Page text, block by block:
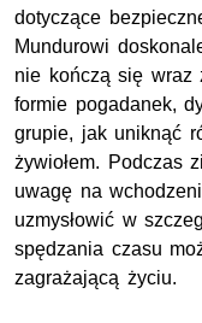
dotyczące
Mundurowi
nie kończą się wraz
formie pogadanek,
grupie, jak uniknąć
żywiołem. Podczas
uwagę na
uzmysłowić w
spędzania czasu
zagrażającą życiu.